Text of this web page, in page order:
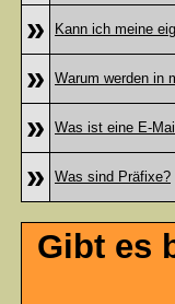
» Kann ich meine
» Warum werden in
» Was ist eine E-
» Was sind Präfixe?
Gibt es